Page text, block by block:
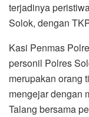
terjadinya
Solok, dengan
Kasi Penmas
personil Polres
merupakan orang
mengejar dengan
Talang bersama